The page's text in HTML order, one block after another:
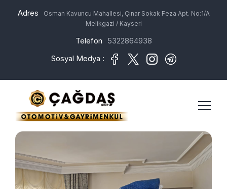
Adres
Osman Kavuncu Mahallesi, Çınar Sokak Feza Apt. No:1/A
Melikgazi / Kayseri
Telefon
5322864938
Sosyal Medya :